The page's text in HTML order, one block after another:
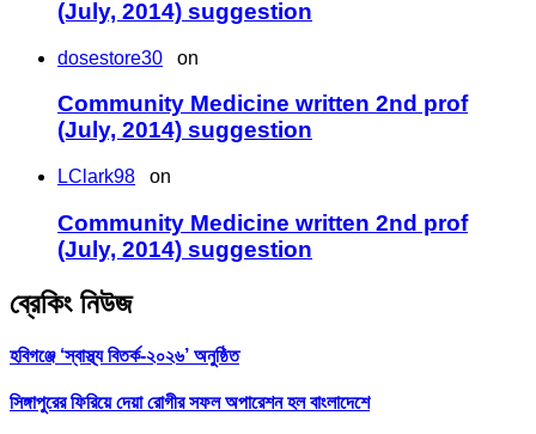
(July, 2014) suggestion
dosestore30 on
Community Medicine written 2nd prof
(July, 2014) suggestion
LClark98 on
Community Medicine written 2nd prof
(July, 2014) suggestion
ব্রেকিং নিউজ
হবিগঞ্জে ‘স্বাস্থ্য বিতর্ক-২০২৬’ অনুষ্ঠিত
সিঙ্গাপুরের ফিরিয়ে দেয়া রোগীর সফল অপারেশন হল বাংলাদেশে